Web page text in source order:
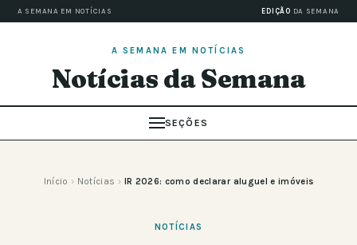
A SEMANA EM NOTÍCIAS EDIÇÃO DA SEMANA
A SEMANA EM NOTÍCIAS
Notícias da Semana
SEÇÕES
Início › Notícias › IR 2026: como declarar aluguel e imóveis
NOTÍCIAS